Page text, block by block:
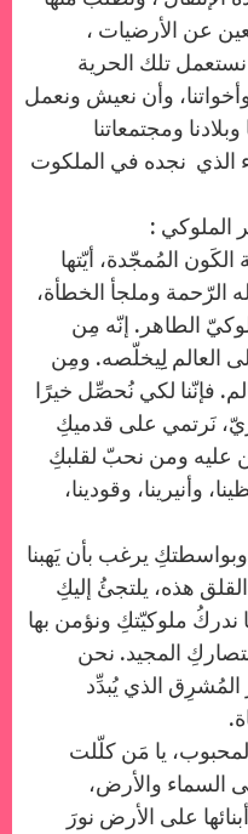
عن الأرضيات ،
نستعمل تلك الحرية
وأن نعيش ونعمل
ومجتمعاتنا
الذي نجده في الملكوت
الملوكي :
المُمجّدة، أيّتها
الرّحمة وملجأ الخطأة،
الطاهر. إنّه مِن
العالم لِِيخلّصه. ومِن
فإنّنا لكي نُحصِّل خيرًا
نَرتمي على قدميكِ
عليه ومن نحبّ لقلبكِ
وأنيرينا، وقودينا،
يرغب بأن يَهبنا
هذه، يلتجئُ إليكِ
ندركُ ملوكيّتكِ ونؤمن بها
المجيد. نحن
المُشرِق الذي يُبدِّد
يا مَن كلّلت
السماء والأرض،
على الأرض نورَ